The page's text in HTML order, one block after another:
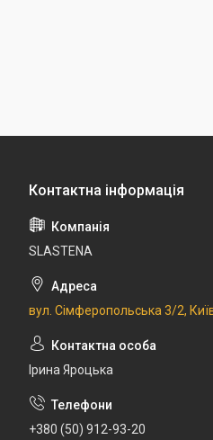
SLASTENA
вул. Сімферопольська 3/2,
Ірина Яроцька
+380 (50) 912-93-20